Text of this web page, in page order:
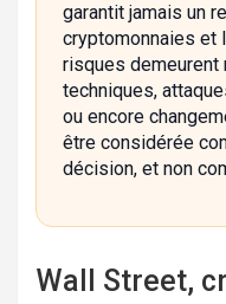
garantit jamais un
cryptomonnaies et
risques demeurent
techniques,
ou encore
être considérée
décision, et non
Wall Street,